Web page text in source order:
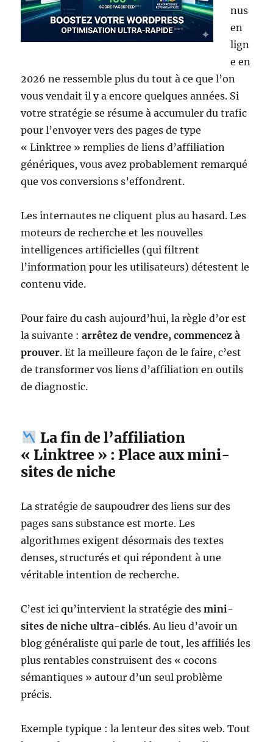
nus
en
lign
e en
2026 ne ressemble plus du tout à ce que l’on
vous vendait il y a encore quelques années. Si
votre stratégie se résume à accumuler du trafic
pour l’envoyer vers des pages de type
« Linktree » remplies de liens d’affiliation
génériques, vous avez probablement remarqué
que vos conversions s’effondrent.
Les internautes ne cliquent plus au hasard. Les
moteurs de recherche et les nouvelles
intelligences artificielles (qui filtrent
l’information pour les utilisateurs) détestent le
contenu vide.
Pour faire du cash aujourd’hui, la règle d’or est
la suivante :arrêtez de vendre, commencez à
prouver. Et la meilleure façon de le faire, c’est
de transformer vos liens d’affiliation en outils
de diagnostic.
La fin de l’affiliation
« Linktree » : Place aux mini-
sites de niche
La stratégie de saupoudrer des liens sur des
pages sans substance est morte. Les
algorithmes exigent désormais des textes
denses, structurés et qui répondent à une
véritable intention de recherche.
C’est ici qu’intervient la stratégie desmini-
sites de niche ultra-ciblés. Au lieu d’avoir un
blog généraliste qui parle de tout, les affiliés les
plus rentables construisent des « cocons
sémantiques » autour d’un seul problème
précis.
Exemple typique : la lenteur des sites web. Tout